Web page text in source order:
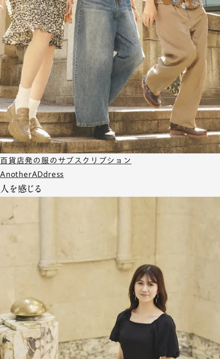
百貨店発の服のサブスクリプション
AnotherADdress
人を感じる